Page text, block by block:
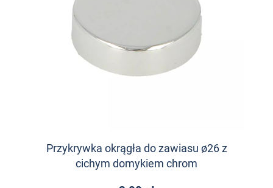
Przykrywka okrągła do zawiasu ø26 z
cichym domykiem chrom